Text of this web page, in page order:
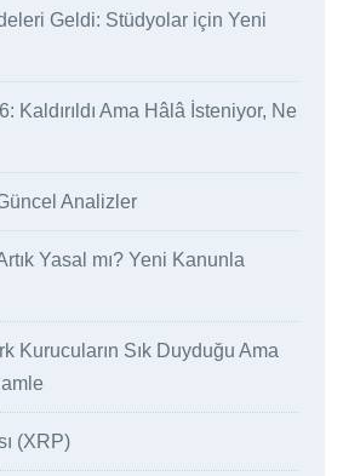
Geldi: Stüdyolar için Yeni
Kaldırıldı Ama Hâlâ İsteniyor, Ne
Analizler
Yasal mı? Yeni Kanunla
Kurucuların Sık Duyduğu Ama
(XRP)